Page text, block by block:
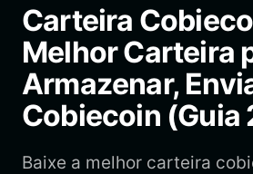
Bahasa Indonesia
ภาษาไทย
Español
Português (Brasil)
Carteira
Melhor Carteira
Armazenar,
Cobiecoin (Guia
Baixe a melhor carteira